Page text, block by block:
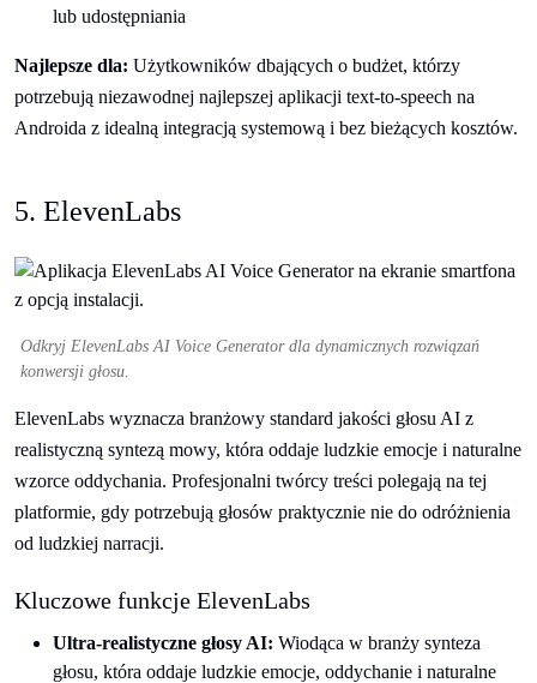
lub udostępniania
Najlepsze dla: Użytkowników dbających o budżet, którzy
potrzebują niezawodnej najlepszej aplikacji text-to-speech na
Androida z idealną integracją systemową i bez bieżących kosztów.
5. ElevenLabs
Odkryj ElevenLabs AI Voice Generator dla dynamicznych rozwiązań
konwersji głosu.
ElevenLabs wyznacza branżowy standard jakości głosu AI z
realistyczną syntezą mowy, która oddaje ludzkie emocje i naturalne
wzorce oddychania. Profesjonalni twórcy treści polegają na tej
platformie, gdy potrzebują głosów praktycznie nie do odróżnienia
od ludzkiej narracji.
Kluczowe funkcje ElevenLabs
Ultra-realistyczne głosy AI: Wiodąca w branży synteza
głosu, która oddaje ludzkie emocje, oddychanie i naturalne